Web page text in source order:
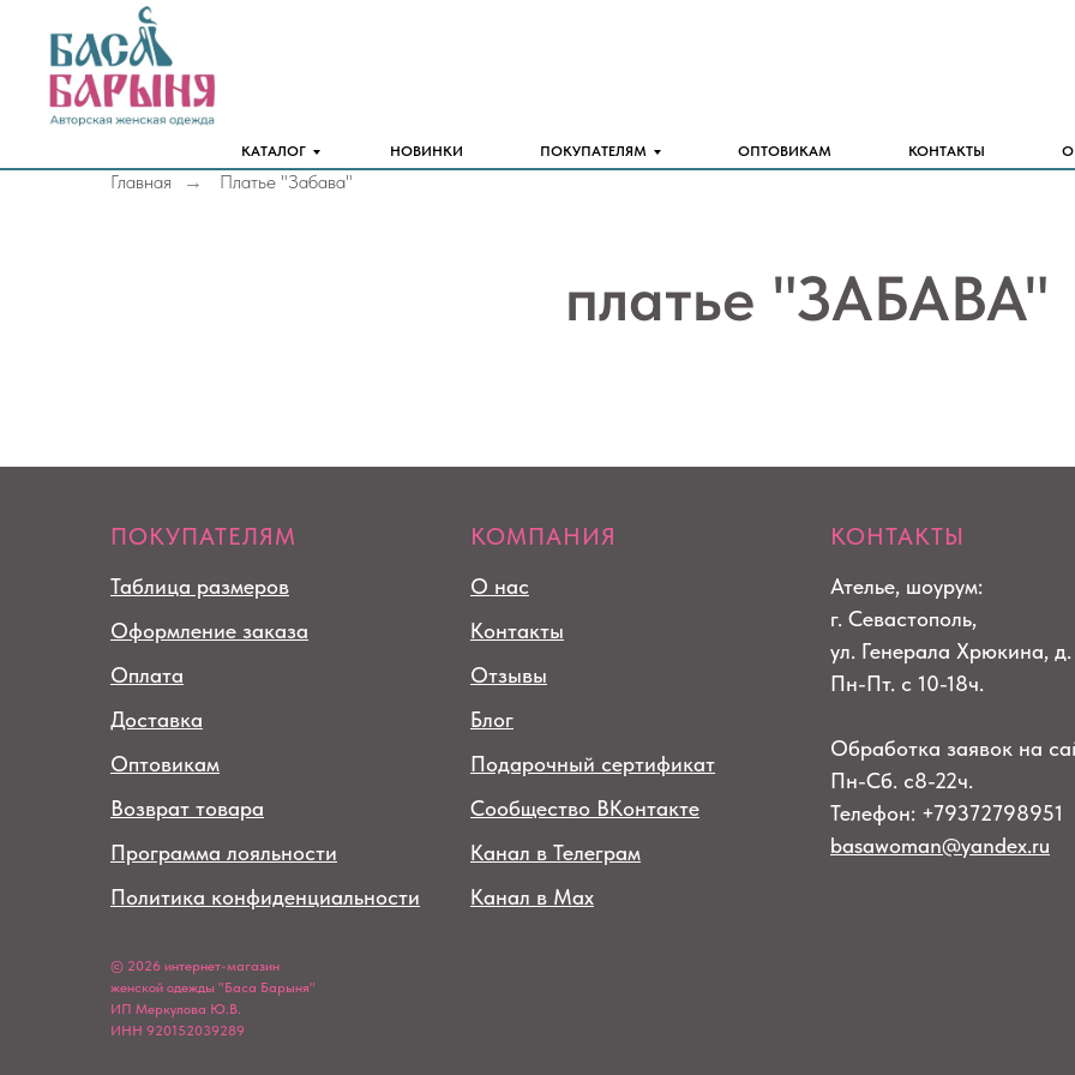
КАТАЛОГ НОВИНКИ ПОКУПАТЕЛЯМ ОПТОВИКАМ КОНТАКТЫ О
Главная → Платье "Забава"
платье "ЗАБАВА"
ПОКУПАТЕЛЯМ
Таблица размеров
Оформление заказа
Оплата
Доставка
Оптовикам
Возврат товара
Программа лояльности
Политика конфиденциальности
КОМПАНИЯ
О нас
Контакты
Отзывы
Блог
Подарочный сертификат
Сообщество ВКонтакте
Канал в Телеграм
Канал в Max
КОНТАКТЫ
Ателье, шоурум:
г. Севастополь,
ул. Генерала Хрюкина, д.
Пн-Пт. с 10-18ч.
Обработка заявок на
Пн-Сб. с8-22ч.
Телефон: +79372798951
basawoman@yandex.ru
© 2026 интернет-магазин
женской одежды "Баса Барыня"
ИП Меркулова Ю.В.
ИНН 920152039289